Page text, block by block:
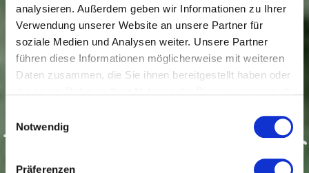
analysieren. Außerdem geben wir Informationen zu Ihrer
Verwendung unserer Website an unsere Partner für
soziale Medien und Analysen weiter. Unsere Partner
führen diese Informationen möglicherweise mit weiteren
Daten zusammen, die Sie ihnen bereitgestellt haben oder
Notwendig
Präferenzen
Tage der Industriekultur